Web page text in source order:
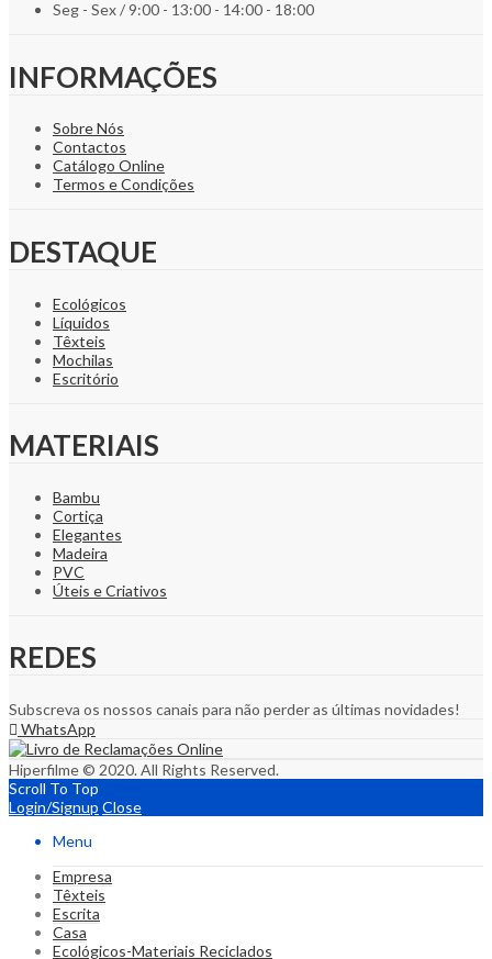
Seg - Sex / 9:00 - 13:00 - 14:00 - 18:00
INFORMAÇÕES
Sobre Nós
Contactos
Catálogo Online
Termos e Condições
DESTAQUE
Ecológicos
Líquidos
Têxteis
Mochilas
Escritório
MATERIAIS
Bambu
Cortiça
Elegantes
Madeira
PVC
Úteis e Criativos
REDES
Subscreva os nossos canais para não perder as últimas novidades!
WhatsApp
Hiperfilme © 2020. All Rights Reserved.
Scroll To Top
Login/Signup Close
Menu
Empresa
Têxteis
Escrita
Casa
Ecológicos-Materiais Reciclados